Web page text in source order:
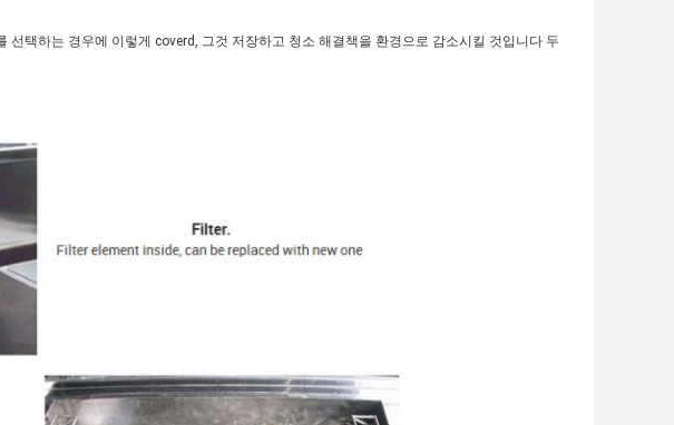
선택하는 경우에 이렇게 coverd, 그것 저장하고 청소 해결책을 환경으로 감소시킬 것입니다 두